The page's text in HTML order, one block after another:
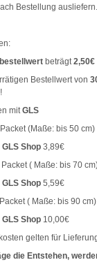
Bestellung ausliefern.
beträgt2,50€
Bestellwert von
mitGLS
Packet (Maße: bis 50
GLS Shop 3,89€
Packet ( Maße: bis 70
GLS Shop 5,59€
Packet ( Maße: bis 90
GLS Shop 10,00€
gelten für
die Entstehen,